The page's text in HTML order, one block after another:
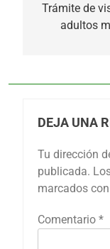
de
Trámite de
adultos
DEJA UNA
Tu dirección
publicada.
marcados con
Comentario *